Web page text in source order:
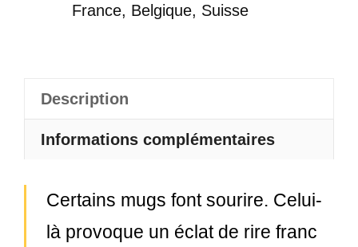
France, Belgique, Suisse
Description
Informations complémentaires
Certains mugs font sourire. Celui-
là provoque un éclat de rire franc